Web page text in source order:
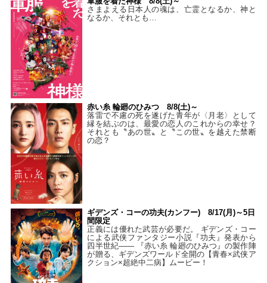
さまよえる日本人の魂は、亡霊となるか、神と
なるか、それとも…
赤い糸 輪廻のひみつ 8/8(土)～
落雷で不慮の死を遂げた青年が〈月老〉として
縁を結ぶのは、最愛の恋人のこれからの幸せ？
それとも〝あの世〟と〝この世〟を越えた禁断
の恋？
ギデンズ・コーの功夫(カンフー) 8/17(月)～5日
間限定
正義には優れた武芸が必要だ。 ギデンズ・コー
による武侠ファンタジー小説『功夫』発表から
四半世紀―― 『赤い糸 輪廻のひみつ』の製作陣
が贈る、ギデンズワールド全開の【青春×武侠ア
クション×超絶中二病】ムービー！